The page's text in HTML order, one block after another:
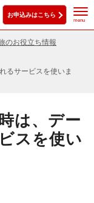
お申込みはこちら
menu
のお役立ち情報
るサービスを使いま
は、デー
スを使い